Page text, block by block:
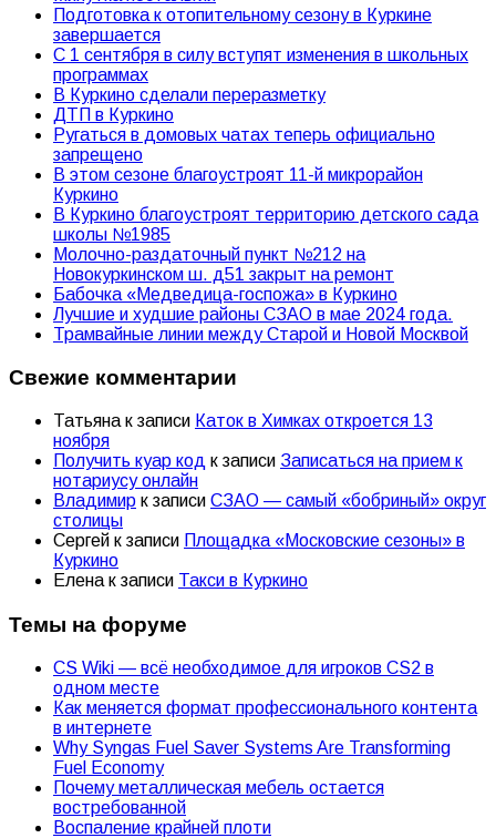
Подготовка к отопительному сезону в Куркине
завершается
С 1 сентября в силу вступят изменения в школьных
программах
В Куркино сделали переразметку
ДТП в Куркино
Ругаться в домовых чатах теперь официально
запрещено
В этом сезоне благоустроят 11-й микрорайон
Куркино
В Куркино благоустроят территорию детского сада
школы №1985
Молочно-раздаточный пункт №212 на
Новокуркинском ш. д51 закрыт на ремонт
Бабочка «Медведица-госпожа» в Куркино
Лучшие и худшие районы СЗАО в мае 2024 года.
Трамвайные линии между Старой и Новой Москвой
Свежие комментарии
Татьяна к записи Каток в Химках откроется 13
ноября
Получить куар код к записи Записаться на прием к
нотариусу онлайн
Владимир к записи СЗАО — самый «бобриный» округ
столицы
Сергей к записи Площадка «Московские сезоны» в
Куркино
Елена к записи Такси в Куркино
Темы на форуме
CS Wiki — всё необходимое для игроков CS2 в
одном месте
Как меняется формат профессионального контента
в интернете
Why Syngas Fuel Saver Systems Are Transforming
Fuel Economy
Почему металлическая мебель остается
востребованной
Воспаление крайней плоти